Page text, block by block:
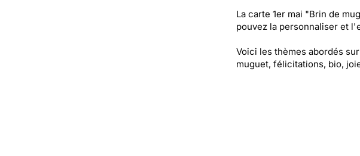
La carte 1er mai "Brin de
pouvez la personnaliser et
Voici les thèmes abordés
muguet, félicitations, bio,